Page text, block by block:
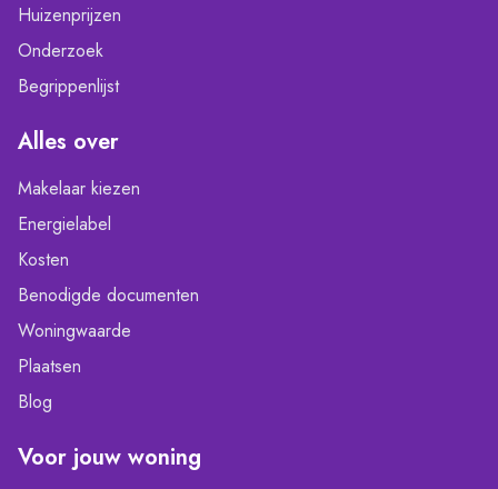
Huizenprijzen
Onderzoek
Begrippenlijst
Alles over
Makelaar kiezen
Energielabel
Kosten
Benodigde documenten
Woningwaarde
Plaatsen
Blog
Voor jouw woning